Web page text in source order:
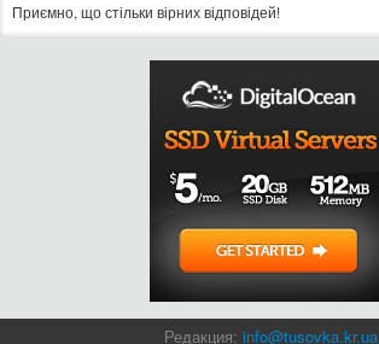
Приємно, що стільки вірних відповідей!
Редакция: info@tusovka.kr.ua